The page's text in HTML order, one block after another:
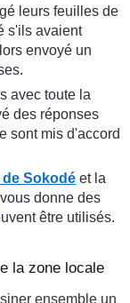
leurs feuilles de
s'ils avaient
envoyé un
avec toute la
des réponses
sont mis d'accord
Sokodé et la
vous donne des
être utilisés.
la zone locale
ensemble un